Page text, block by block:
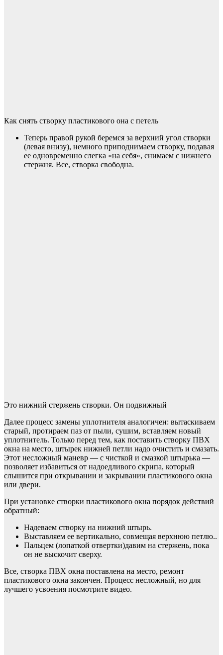
Как снять створку пластикового она с петель
Теперь правой рукой беремся за верхний угол створки
(левая внизу), немного приподнимаем створку, подавая
ее одновременно слегка «на себя», снимаем с нижнего
стержня. Все, створка свободна.
Это нижний стержень створки. Он подвижный
Далее процесс замены уплотнителя аналогичен: вытаскиваем
старый, протираем паз от пыли, сушим, вставляем новый
уплотнитель. Только перед тем, как поставить створку ПВХ
окна на место, штырек нижней петли надо очистить и смазать.
Этот несложный маневр — с чисткой и смазкой штырька —
позволяет избавиться от надоедливого скрипа, который
слышится при открывании и закрывании пластикового окна
или двери.
При установке створки пластикового окна порядок действий
обратный:
Надеваем створку на нижний штырь.
Выставляем ее вертикально, совмещая верхнюю петлю..
Пальцем (лопаткой отвертки)давим на стержень, пока
он не выскочит сверху.
Все, створка ПВХ окна поставлена на место, ремонт
пластикового окна закончен. Процесс несложный, но для
лучшего усвоения посмотрите видео.